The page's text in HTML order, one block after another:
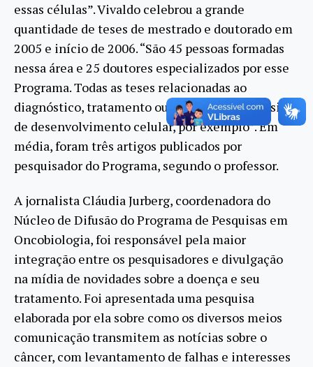
essas células”. Vivaldo celebrou a grande
quantidade de teses de mestrado e doutorado em
2005 e início de 2006. “São 45 pessoas formadas
nessa área e 25 doutores especializados por esse
Programa. Todas as teses relacionadas ao
diagnóstico, tratamento ou conhecimento básico,
de desenvolvimento celular, por exemplo”. Em
média, foram três artigos publicados por
pesquisador do Programa, segundo o professor.
A jornalista Cláudia Jurberg, coordenadora do
Núcleo de Difusão do Programa de Pesquisas em
Oncobiologia, foi responsável pela maior
integração entre os pesquisadores e divulgação
na mídia de novidades sobre a doença e seu
tratamento. Foi apresentada uma pesquisa
elaborada por ela sobre como os diversos meios
comunicação transmitem as notícias sobre o
câncer, com levantamento de falhas e interesses